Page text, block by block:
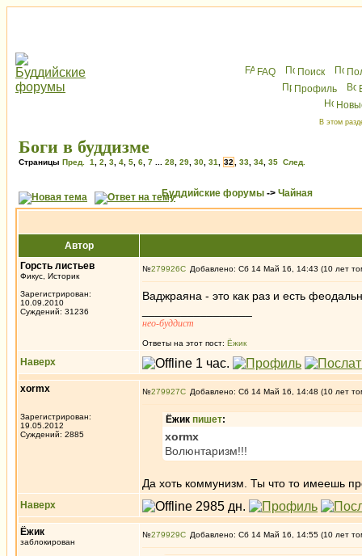
FAQ Поиск
Профиль
В этом
Боги в буддизме
Страницы Пред. 1 2 3 4 5 6 7 28 29 30 31 32 33 34 35 След.
Буддийские форумы -> Чайная
Автор
Горсть листьев
Фикус, Историк
Зарегистрирован:
10.09.2010
Суждений: 31236
№279926 Добавлено: Сб 14 Май 16, 14:43 (10 лет
Ваджраяна - это как раз и есть
нео-буддист
Ответы на этот пост: Ёжик
Наверх
xormx
Зарегистрирован:
19.05.2012
Суждений: 2885
№279927 Добавлено: Сб 14 Май 16, 14:48 (10 лет
Ёжик пишет:
xormx
Волюнтаризм!!!
Да хоть коммунизм. Ты что то имеешь
Наверх
Ёжик
заблокирован
№279929 Добавлено: Сб 14 Май 16, 14:55 (10 лет